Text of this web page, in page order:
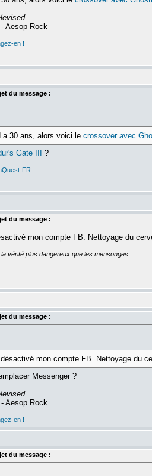
Aesop Rock
en !
du message :
30 ans, alors voici le crossover avec
Gate III
?
FR
du message :
mon compte FB. Nettoyage du
vérité plus dangereux que les mensonges
du message :
mon compte FB. Nettoyage du
Messenger ?
Aesop Rock
en !
du message :